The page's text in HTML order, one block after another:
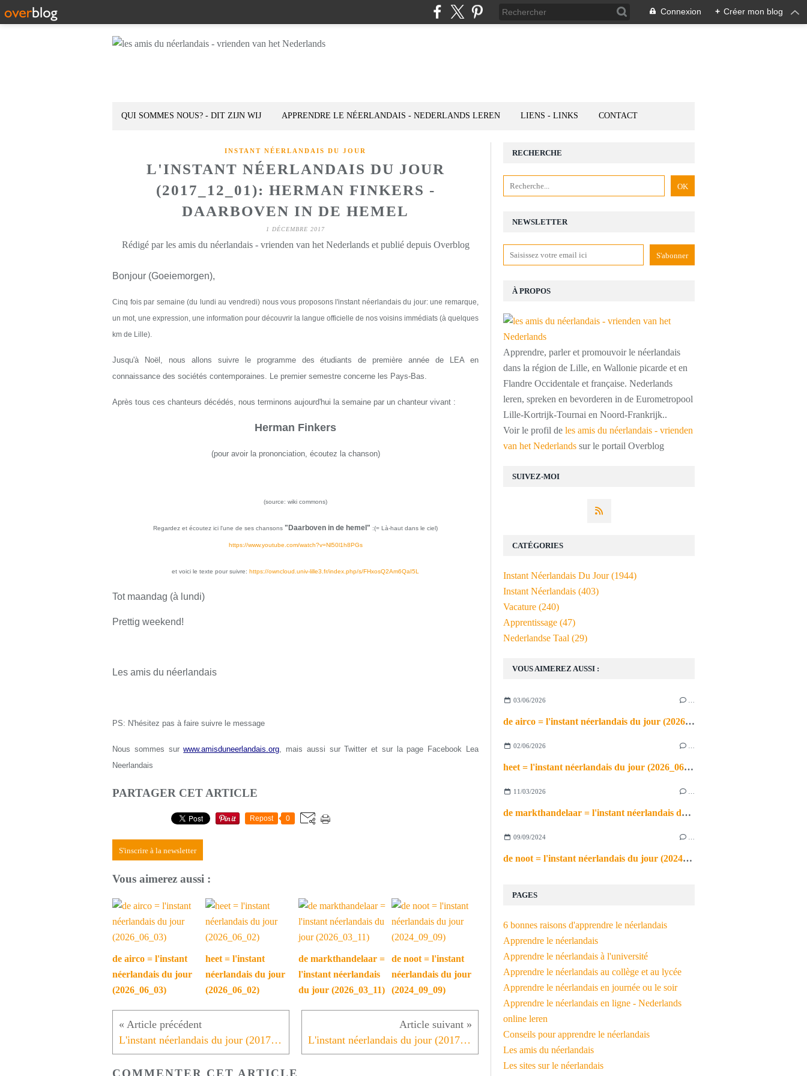
Connexion + Créer mon blog
QUI SOMMES NOUS? - DIT ZIJN WIJ APPRENDRE LE NÉERLANDAIS - NEDERLANDS LEREN LIENS - LINKS CONTACT
INSTANT NÉERLANDAIS DU JOUR
L'INSTANT NÉERLANDAIS DU JOUR
(2017_12_01): HERMAN FINKERS -
DAARBOVEN IN DE HEMEL
1 DÉCEMBRE 2017
Rédigé par les amis du néerlandais - vrienden van het Nederlands et publié depuis Overblog
Bonjour (Goeiemorgen),
Cinq fois par semaine (du lundi au vendredi) nous vous proposons l'instant néerlandais du jour: une remarque,
un mot, une expression, une information pour découvrir la langue officielle de nos voisins immédiats (à quelques
km de Lille).
Jusqu'à Noël, nous allons suivre le programme des étudiants de première année de LEA en
connaissance des sociétés contemporaines. Le premier semestre concerne les Pays-Bas.
Après tous ces chanteurs décédés, nous terminons aujourd'hui la semaine par un chanteur vivant :
Herman Finkers
(pour avoir la prononciation, écoutez la chanson)
(source: wiki commons)
Regardez et écoutez ici l'une de ses chansons "Daarboven in de hemel" :(= Là-haut dans le ciel)
https://www.youtube.com/watch?v=Nl50l1h8PGs
et voici le texte pour suivre: https://owncloud.univ-lille3.fr/index.php/s/FHxosQ2Am6QaI5L
Tot maandag (à lundi)
Prettig weekend!
Les amis du néerlandais
PS: N'hésitez pas à faire suivre le message
Nous sommes surwww.amisduneerlandais.org, mais aussi sur Twitter et sur la page Facebook Lea
Neerlandais
PARTAGER CET ARTICLE
Repost 0
S'inscrire à la newsletter
Vous aimerez aussi :
de airco = l'instant
néerlandais du jour
(2026_06_03)
heet = l'instant
néerlandais du jour
(2026_06_02)
de markthandelaar =
l'instant néerlandais
du jour (2026_03_11)
de noot = l'instant
néerlandais du jour
(2024_09_09)
L'instant néerlandais du jour (2017_11_30): Adèle Bloemendaal - De fiets is beter L'instant néerlandais du jour (2017_12_04): Dit is de 49ste week van het jaar
COMMENTER CET ARTICLE
NEWSLETTER
SUIVEZ-MOI
RECHERCHE
À PROPOS
Apprendre, parler et promouvoir le néerlandais
dans la région de Lille, en Wallonie picarde et en
Flandre Occidentale et française. Nederlands
leren, spreken en bevorderen in de Eurometropool
Lille-Kortrijk-Tournai en Noord-Frankrijk..
Voir le profil de les amis du néerlandais - vrienden
van het Nederlands sur le portail Overblog
VOUS AIMEREZ AUSSI :
03/06/2026
de airco = l'instant néerlandais du jour (2026_06_03)
02/06/2026
heet = l'instant néerlandais du jour (2026_06_02)
11/03/2026
de markthandelaar = l'instant néerlandais du jour (2026_03_11)
09/09/2024
de noot = l'instant néerlandais du jour (2024_09_09)
PAGES
6 bonnes raisons d'apprendre le néerlandais
Apprendre le néerlandais
Apprendre le néerlandais à l'université
Apprendre le néerlandais au collège et au lycée
Apprendre le néerlandais en journée ou le soir
Apprendre le néerlandais en ligne - Nederlands
online leren
Conseils pour apprendre le néerlandais
Les amis du néerlandais
Les sites sur le néerlandais
CATÉGORIES
Instant Néerlandais Du Jour(1944)
Instant Néerlandais (403)
Vacature (240)
Apprentissage (47)
Nederlandse Taal (29)